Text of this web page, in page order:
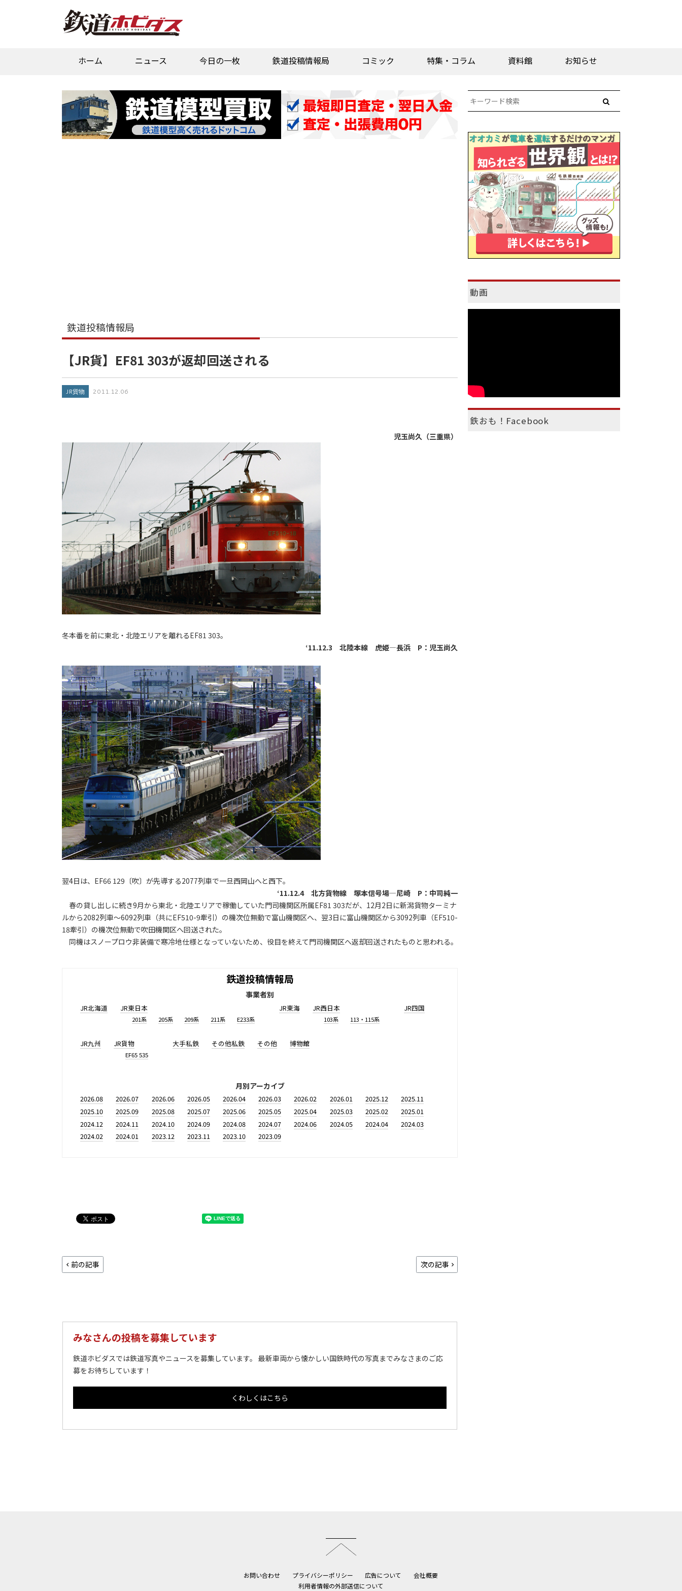
ホーム ニュース 今日の一枚 鉄道投稿情報局 コミック 特集・コラム 資料館 お知らせ
鉄道投稿情報局
【JR貨】EF81 303が返却回送される
JR貨物 2011.12.06
児玉尚久（三重県）
冬本番を前に東北・北陸エリアを離れるEF81 303。
‘11.12.3 北陸本線 虎姫―長浜 P：児玉尚久
翌4日は、EF66 129〔吹〕が先導する2077列車で一旦西岡山へと西下。
‘11.12.4 北方貨物線 塚本信号場―尼崎 P：中司純一
春の貸し出しに続き9月から東北・北陸エリアで稼働していた門司機関区所属EF81 303だが、12月2日に新潟貨物ターミナ
ルから2082列車～6092列車（共にEF510-9牽引）の機次位無動で富山機関区へ、翌3日に富山機関区から3092列車（EF510-
18牽引）の機次位無動で吹田機関区へ回送された。
同機はスノープロウ非装備で寒冷地仕様となっていないため、役目を終えて門司機関区へ返却回送されたものと思われる。
鉄道投稿情報局
事業者別
JR北海道 JR東日本
201系 205系 209系 211系 E233系
JR東海 JR西日本
103系 113・115系
JR四国
JR九州 JR貨物
EF65 535
大手私鉄 その他私鉄 その他 博物館
月別アーカイブ
2026.08 2026.07 2026.06 2026.05 2026.04 2026.03 2026.02 2026.01 2025.12
2025.11
2025.10
2025.09 2025.08 2025.07 2025.06 2025.05 2025.04 2025.03 2025.02
2025.01
2024.12
2024.11 2024.10 2024.09 2024.08 2024.07 2024.06 2024.05 2024.04
2024.03
2024.02
2024.01 2023.12 2023.11 2023.10 2023.09
前の記事 次の記事
みなさんの投稿を募集しています
鉄道ホビダスでは鉄道写真やニュースを募集しています。 最新車両から懐かしい国鉄時代の写真までみなさまのご応
募をお待ちしています！
くわしくはこちら
動画
鉄おも！Facebook
お問い合わせ プライバシーポリシー 広告について
会社概要
利用者情報の外部送信について